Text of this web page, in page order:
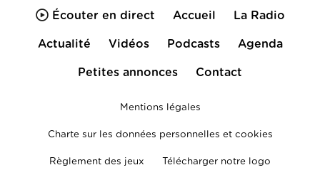
Écouter en direct Accueil La Radio
Actualité Vidéos Podcasts Agenda
Petites annonces Contact
Mentions légales
Charte sur les données personnelles et cookies
Règlement des jeux Télécharger notre logo